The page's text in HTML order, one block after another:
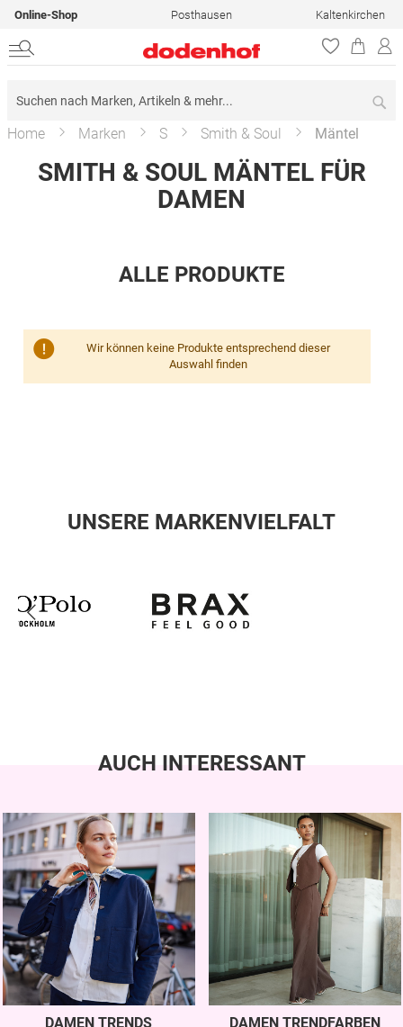
Online-Shop Posthausen Kaltenkirchen
Home Marken S Smith & Soul Mäntel
SMITH & SOUL MÄNTEL FÜR
DAMEN
ALLE PRODUKTE
Wir können keine Produkte entsprechend dieser
Auswahl finden
UNSERE MARKENVIELFALT
AUCH INTERESSANT
DAMEN TRENDS DAMEN TRENDFARBEN